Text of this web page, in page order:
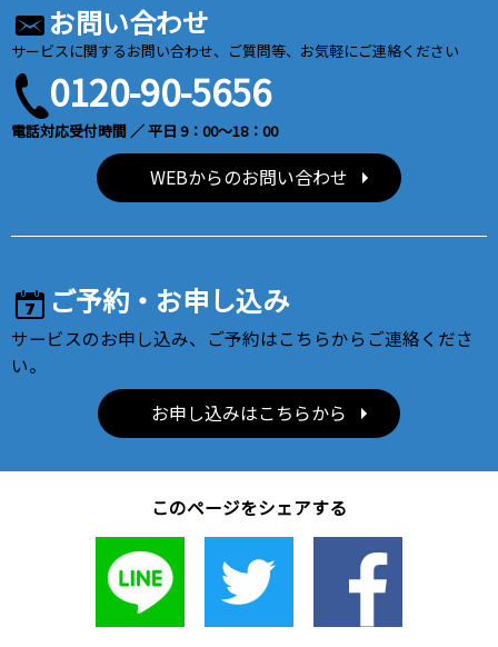
お問い合わせ
サービスに関するお問い合わせ、ご質問等、お気軽にご連絡ください
0120-90-5656
電話対応受付時間 ／ 平日 9：00～18：00
WEBからのお問い合わせ
ご予約・お申し込み
サービスのお申し込み、ご予約はこちらからご連絡くださ
い。
お申し込みはこちらから
このページをシェアする